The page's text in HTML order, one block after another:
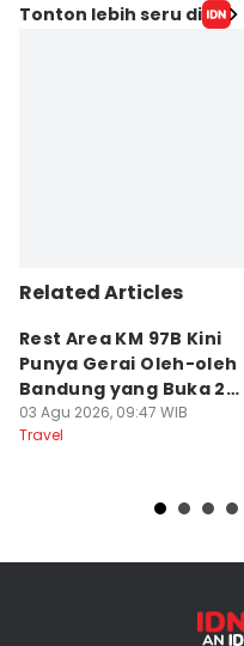
Tonton lebih seru di
Related Articles
Rest Area KM 97B Kini
Punya Gerai Oleh-oleh
Bandung yang Buka 24
Jam
03 Agu 2026, 09:47 WIB
Travel